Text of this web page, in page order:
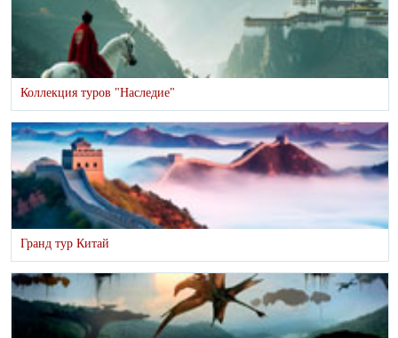
Коллекция туров "Наследие"
Гранд тур Китай